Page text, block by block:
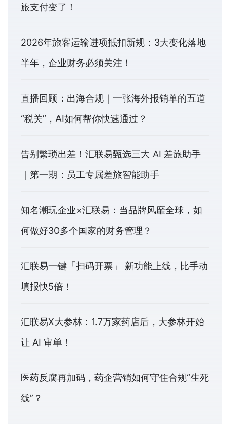
旅支付变了！
2026年旅客运输进项抵扣新规：3大变化落地
半年，企业财务必须关注！
直播回顾：出海合规｜一张海外报销单的五道
“税关”，AI如何帮你快速通过？
告别繁琐出差！汇联易甄选三大 AI 差旅助手
｜第一期：员工专属差旅智能助手
知名潮玩企业×汇联易：当品牌风靡全球，如
何做好30多个国家的财务管理？
汇联易一键「扫码开票」 新功能上线，比手动
填报快5倍！
汇联易X大参林：1.7万家药店后，大参林开始
让 AI 审单！
医药反腐再加码，药企营销如何守住合规“生死
线”？